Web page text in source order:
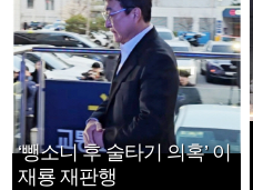
‘뺑소니 후 술타기 의혹’ 이
재룡 재판행